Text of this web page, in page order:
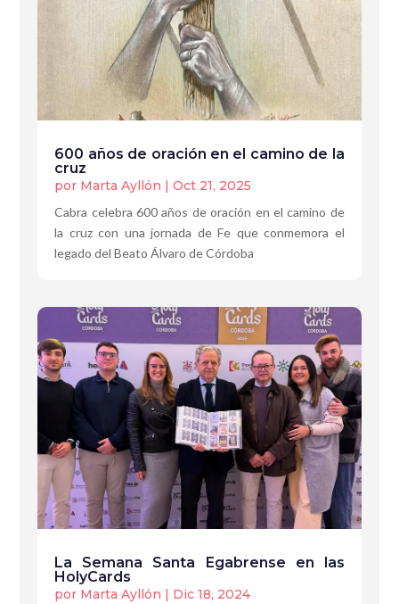
600 años de oración en el camino de la
cruz
por Marta Ayllón |Oct 21, 2025
Cabra celebra 600 años de oración en el camino de
la cruz con una jornada de Fe que conmemora el
legado del Beato Álvaro de Córdoba
La Semana Santa Egabrense en las
HolyCards
por Marta Ayllón | Dic 18, 2024